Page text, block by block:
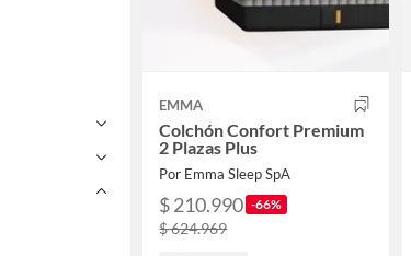
EMMA
Colchón Confort Premium
2 Plazas Plus
Por Emma Sleep SpA
$ 210.990 -66%
$ 624.969